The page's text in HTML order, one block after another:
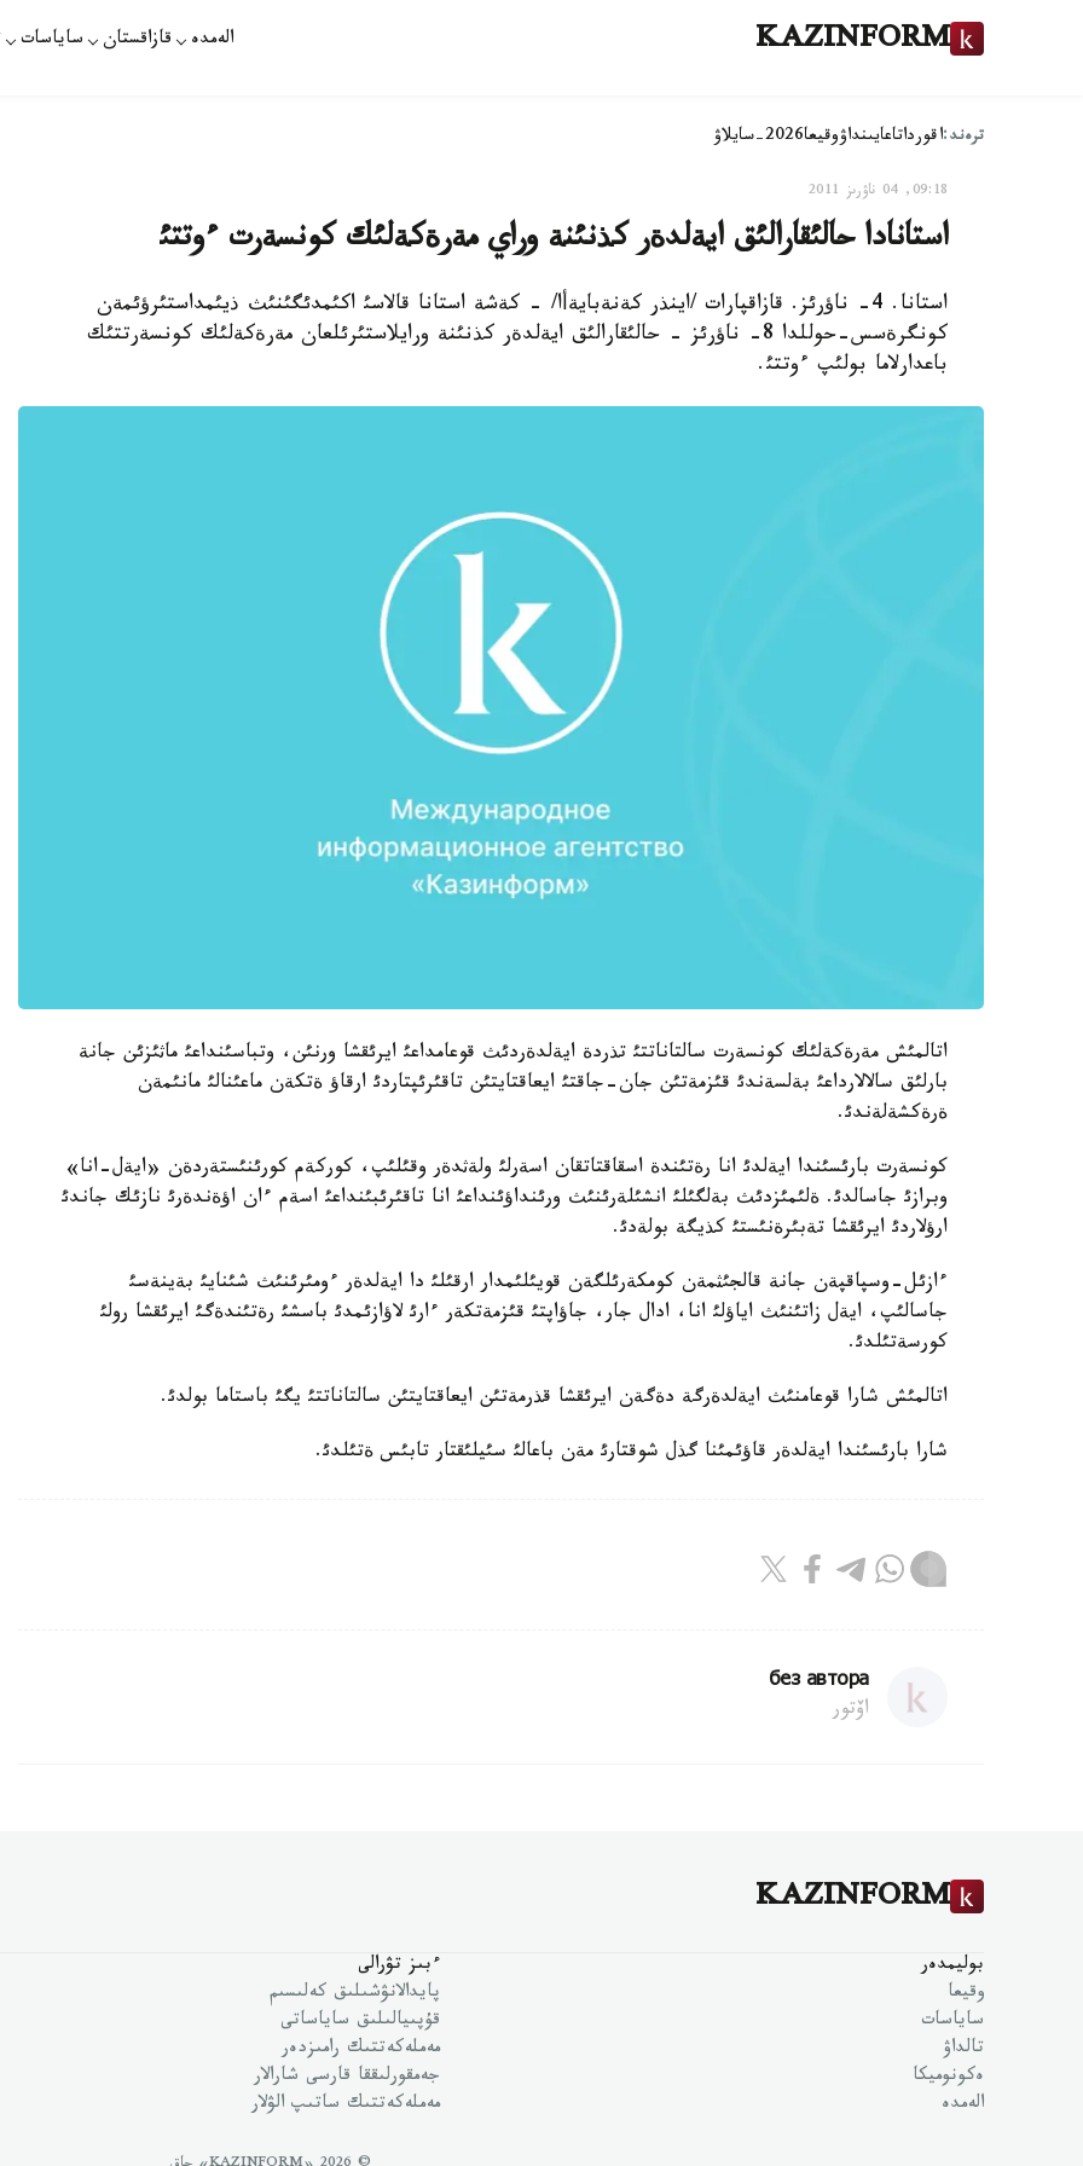
KAZINFORM الەمدە قازاقستان ساياسات
ترەند:اقورداتاعايىنداۋوقيعا2026-سايلاۋ
09:18, 04 ناۋرىز 2011
استانادا حالئقارالئق ايةلدةر كذنئنة وراي مةرةكةلئك كونسةرت ءوتتئ
استانا. 4- ناؤرئز. قازاقپارات /اينذر كةنةبايةأا/ - كةشة استانا قالاسئ اكئمدئگئنئث ذيئمداستئرؤئمةن
كونگرةسس-حوللدا 8- ناؤرئز - حالئقارالئق ايةلدةر كذنئنة ورايلاستئرئلعان مةرةكةلئك كونسةرتتئك
باعدارلاما بولئپ ءوتتئ.
اتالمئش مةرةكةلئك كونسةرت سالتاناتتئ تذردة ايةلدةردئث قوعامداعئ ايرئقشا ورنئن، وتباسئنداعئ ماثئزئن جانة
بارلئق سالالارداعئ بةلسةندئ قئزمةتئن جان-جاقتئ ايعاقتايتئن تاقئرئپتاردئ ارقاؤ ةتكةن ماعئنالئ مانئمةن
ةرةكشةلةندئ.
كونسةرت بارئسئندا ايةلدئ انا رةتئندة اسقاقتاتقان اسةرلئ ولةثدةر وقئلئپ، كوركةم كورئنئستةردةن «ايةل-انا»
وبرازئ جاسالدئ. ةلئمئزدئث بةلگئلئ انشئلةرئنئث ورئنداؤئنداعئ انا تاقئرئبئنداعئ اسةم ءان اؤةندةرئ نازئك جاندئ
ارؤلاردئ ايرئقشا تةبئرةنئستئ كذيگة بولةدئ.
ءازئل-وسپاقپةن جانة قالجئثمةن كومكةرئلگةن قويئلئمدار ارقئلئ دا ايةلدةر ءومئرئنئث شئنايئ بةينةسئ
جاسالئپ، ايةل زاتئنئث اياؤلئ انا، ادال جار، جاؤاپتئ قئزمةتكةر ءارئ لاؤازئمدئ باسشئ رةتئندةگئ ايرئقشا رولئ
كورسةتئلدئ.
اتالمئش شارا قوعامنئث ايةلدةرگة دةگةن ايرئقشا قذرمةتئن ايعاقتايتئن سالتاناتتئ يگئ باستاما بولدئ.
شارا بارئسئندا ايةلدةر قاؤئمئنا گذل شوقتارئ مةن باعالئ سئيلئقتار تابئس ةتئلدئ.
без автора
اۆتور
KAZINFORM
بوليمدەر
وقيعا
ساياسات
تالداۋ
ەكونوميكا
الەمدە
ءبىز تۋرالى
پايدالانۋشىلىق كەلىسىم
قۇپىيالىلىق ساياساتى
مەملەكەتتىك رامىزدەر
جەمقورلىققا قارسى شارالار
مەملەكەتتىك ساتىپ الۋلار